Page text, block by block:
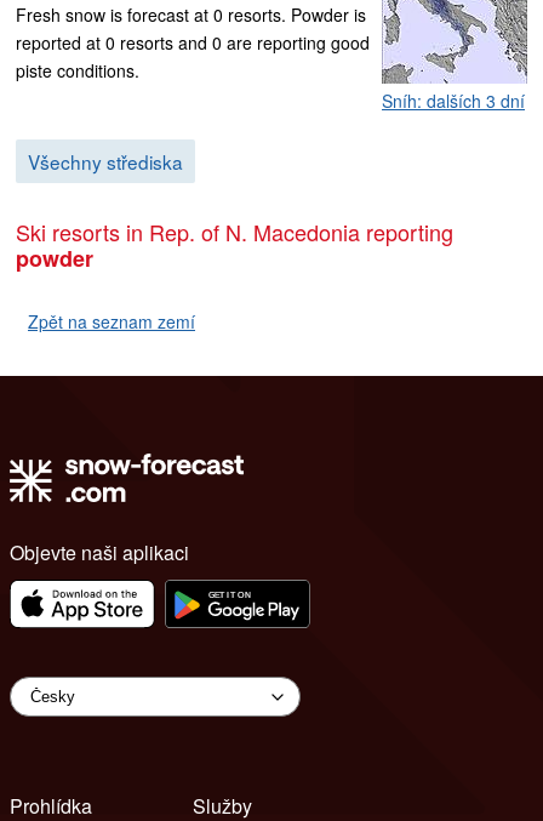
Sníh: dalších 3 dní
Fresh snow is forecast at 0 resorts. Powder is
reported at 0 resorts and 0 are reporting good
piste conditions.
Všechny střediska
Ski resorts in Rep. of N. Macedonia reporting
powder
Zpět na seznam zemí
Objevte naši aplikaci
Prohlídka
Služby